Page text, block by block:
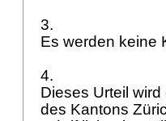
3.
Es werden keine
4.
Dieses Urteil
des Kantons